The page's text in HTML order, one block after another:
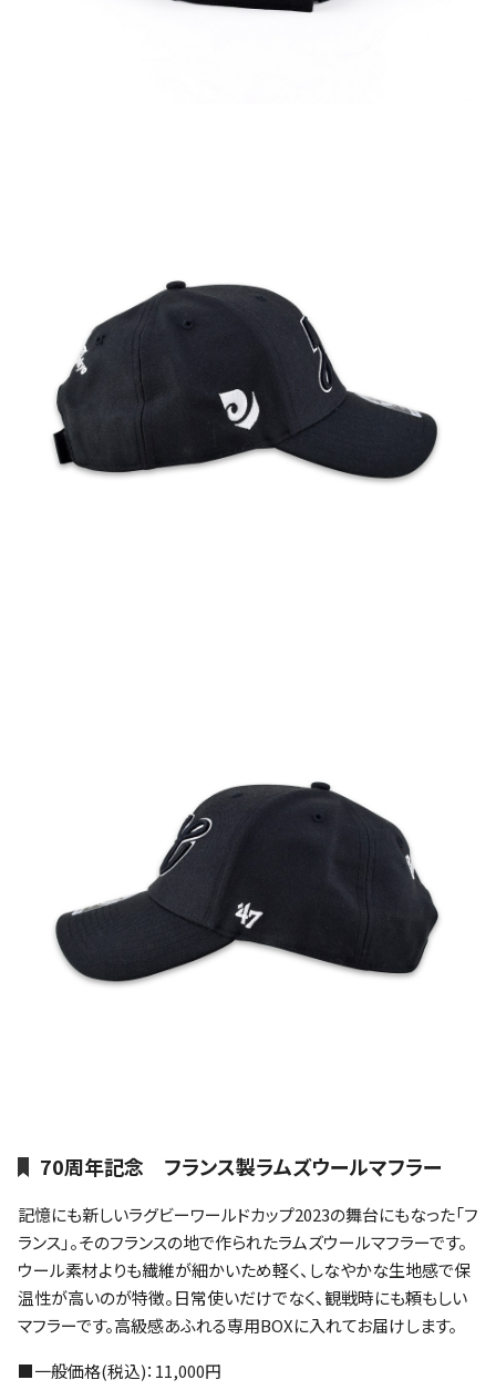
70周年記念 フランス製ラムズウールマフラー
記憶にも新しいラグビーワールドカップ2023の舞台にもなった「フ
ランス」。そのフランスの地で作られたラムズウールマフラーです。
ウール素材よりも繊維が細かいため軽く、しなやかな生地感で保
温性が高いのが特徴。日常使いだけでなく、観戦時にも頼もしい
マフラーです。高級感あふれる専用BOXに入れてお届けします。
■一般価格(税込)：11,000円